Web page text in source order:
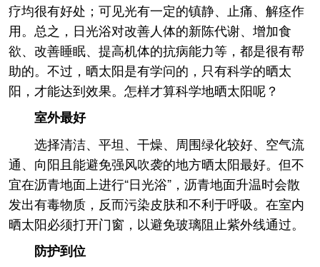
疗均很有好处；可见光有一定的镇静、止痛、解痉作
用。总之，日光浴对改善人体的新陈代谢、增加食
欲、改善睡眠、提高机体的抗病能力等，都是很有帮
助的。不过，晒太阳是有学问的，只有科学的晒太
阳，才能达到效果。怎样才算科学地晒太阳呢？
室外最好
选择清洁、平坦、干燥、周围绿化较好、空气流
通、向阳且能避免强风吹袭的地方晒太阳最好。但不
宜在沥青地面上进行“日光浴”，沥青地面升温时会散
发出有毒物质，反而污染皮肤和不利于呼吸。在室内
晒太阳必须打开门窗，以避免玻璃阻止紫外线通过。
防护到位